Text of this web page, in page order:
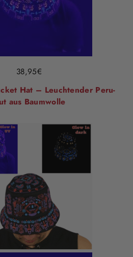
38,95€
Hat – Leuchtender Peru-
aus Baumwolle